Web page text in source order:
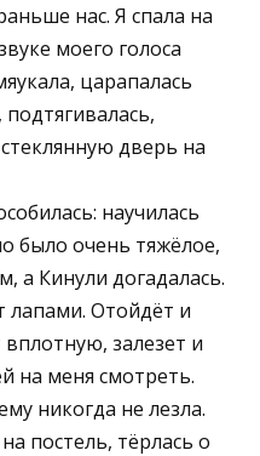
нас. Я спала на
моего голоса
царапалась
дверь на
научилась
было очень тяжёлое,
а Кинули догадалась.
лапами. Отойдёт и
залезет и
на меня смотреть.
никогда не лезла.
постель, тёрлась о